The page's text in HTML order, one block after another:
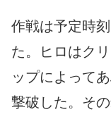
作戦は予定時
た。ヒロはク
ップによって
撃破した。そ